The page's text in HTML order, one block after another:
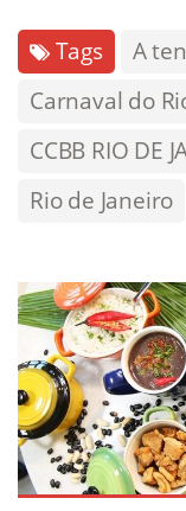
Tags
A
Carnaval do
CCBB RIO DE
Rio de Janeiro